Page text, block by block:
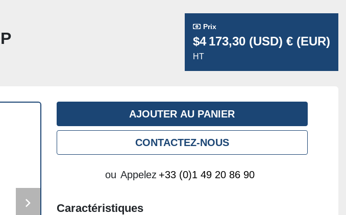
Prix
$4 173,30 (USD) € (EUR)
HT
AJOUTER AU PANIER
CONTACTEZ-NOUS
ou Appelez +33 (0)1 49 20 86 90
Caractéristiques